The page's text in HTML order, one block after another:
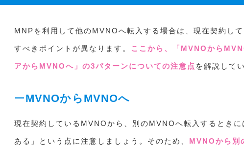
MNPを利用して他のMVNOへ転入する場合は、現在契約し
すべきポイントが異なります。 ここから、「MVNOから
アからMVNOへ」の3パターンについての注意点 を解説して
MVNOからMVNOへ
現在契約しているMVNOから、別のMVNOへ転入するとき
ある」という点に注意しましょう。そのため、 MVNOから別